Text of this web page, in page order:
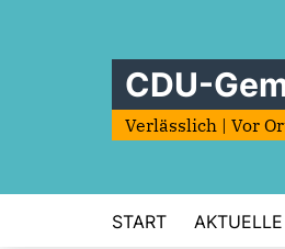
CDU-
Verlässlich | Vor
START